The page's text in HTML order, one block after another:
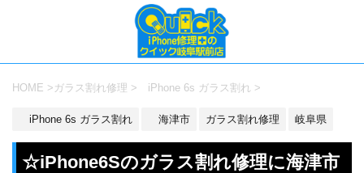
HOME > ガラス割れ修理 > iPhone 6s ガラス割れ >
iPhone 6s ガラス割れ 海津市 ガラス割れ修理 岐阜県
☆iPhone6Sのガラス割れ修理に海津市